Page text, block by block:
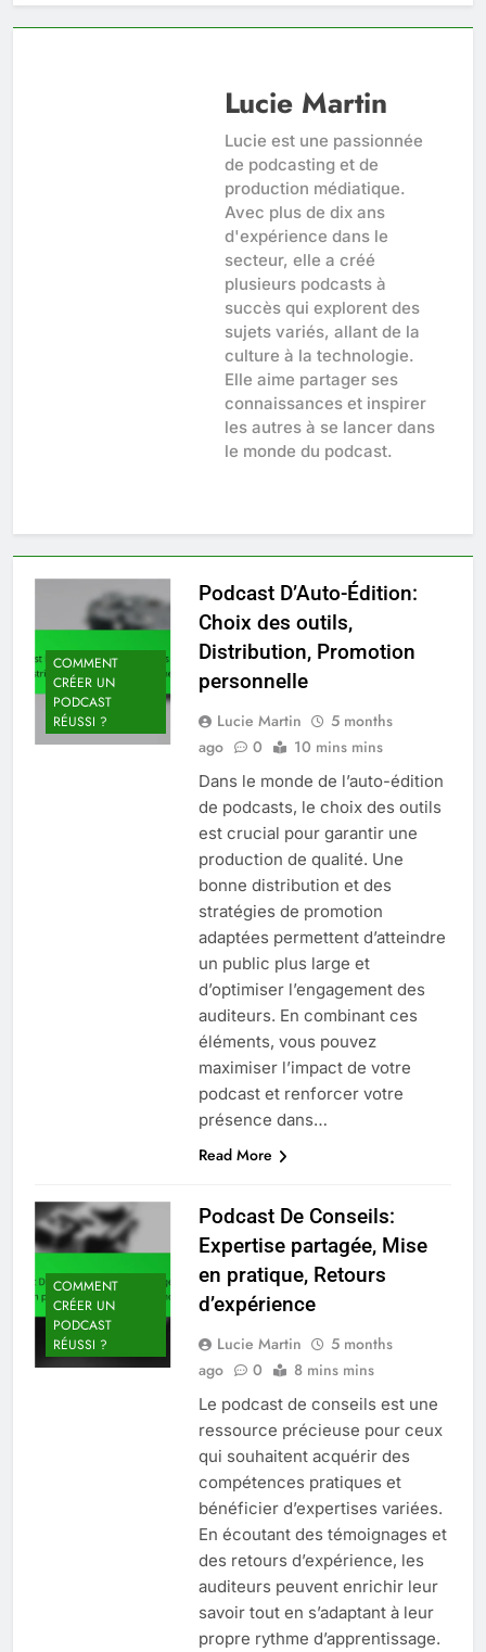
Lucie Martin
Lucie est une passionnée
de podcasting et de
production médiatique.
Avec plus de dix ans
d'expérience dans le
secteur, elle a créé
plusieurs podcasts à
succès qui explorent des
sujets variés, allant de la
culture à la technologie.
Elle aime partager ses
connaissances et inspirer
les autres à se lancer dans
le monde du podcast.
COMMENT
CRÉER UN
PODCAST
RÉUSSI ?
Podcast D’Auto-Édition:
Choix des outils,
Distribution, Promotion
personnelle
Lucie Martin
5 months
ago
0 10 mins mins
Dans le monde de l’auto-édition
de podcasts, le choix des outils
est crucial pour garantir une
production de qualité. Une
bonne distribution et des
stratégies de promotion
adaptées permettent d’atteindre
un public plus large et
d’optimiser l’engagement des
auditeurs. En combinant ces
éléments, vous pouvez
maximiser l’impact de votre
podcast et renforcer votre
présence dans…
Read More
COMMENT
CRÉER UN
PODCAST
RÉUSSI ?
Podcast De Conseils:
Expertise partagée, Mise
en pratique, Retours
d’expérience
Lucie Martin
5 months
ago
0 8 mins mins
Le podcast de conseils est une
ressource précieuse pour ceux
qui souhaitent acquérir des
compétences pratiques et
bénéficier d’expertises variées.
En écoutant des témoignages et
des retours d’expérience, les
auditeurs peuvent enrichir leur
savoir tout en s’adaptant à leur
propre rythme d’apprentissage.